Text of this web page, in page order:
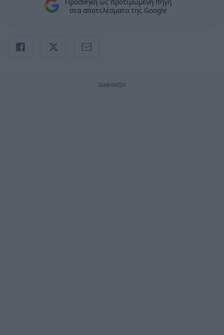
στα αποτελέσματα της Google